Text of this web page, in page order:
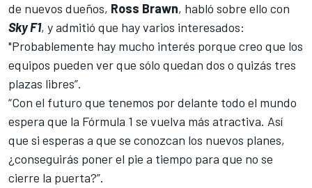
de nuevos dueños, Ross Brawn, habló sobre ello con
Sky F1, y admitió que hay varios interesados:
"Probablemente hay mucho interés porque creo que los
equipos pueden ver que sólo quedan dos o quizás tres
plazas libres”.
“Con el futuro que tenemos por delante todo el mundo
espera que la Fórmula 1 se vuelva más atractiva. Así
que si esperas a que se conozcan los nuevos planes,
¿conseguirás poner el pie a tiempo para que no se
cierre la puerta?”.